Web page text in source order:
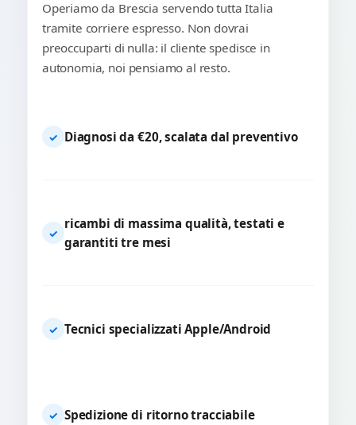
Operiamo da Brescia servendo tutta Italia
tramite corriere espresso. Non dovrai
preoccuparti di nulla: il cliente spedisce in
autonomia, noi pensiamo al resto.
✓ Diagnosi da €20, scalata dal preventivo
✓
ricambi di massima qualità, testati e
garantiti tre mesi
✓ Tecnici specializzati Apple/Android
✓ Spedizione di ritorno tracciabile